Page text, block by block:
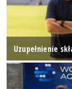
Uzupełnienie